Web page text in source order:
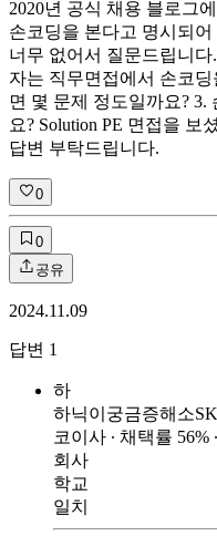
2020년 공식 채용 블로그
손코딩을 본다고 명시되
너무 없어서 질문드립니다.
자는 직무면접에서 손코
면 몇 문제 정도일까요?
요? Solution PE 면접을 보
답변 부탁드립니다.
0
0
공유
2024.11.09
답변 1
하
하닉이궁금증해소
코이사 ∙ 채택률 56% ∙
회사
학교
일치